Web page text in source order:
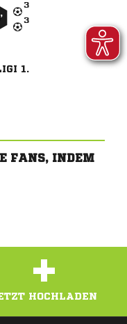


1.
FANS, INDEM
+
HOCHLADEN